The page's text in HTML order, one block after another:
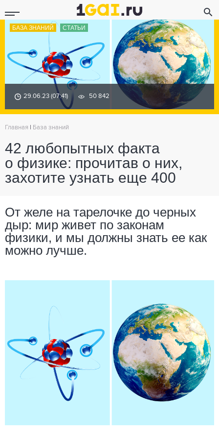
БАЗА ЗНАНИЙ СТАТЬИ
29.06.23 (07:41) 50 842
Главная База знаний
42 любопытных факта
о физике: прочитав о них,
захотите узнать еще 400
От желе на тарелочке до черных
дыр: мир живет по законам
физики, и мы должны знать ее как
можно лучше.